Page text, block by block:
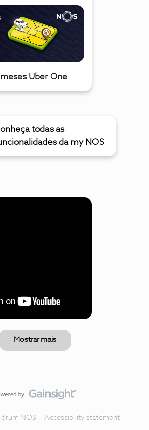
Uber One
todas as
da my NOS
Mostrar mais
NOS Accessibility statement